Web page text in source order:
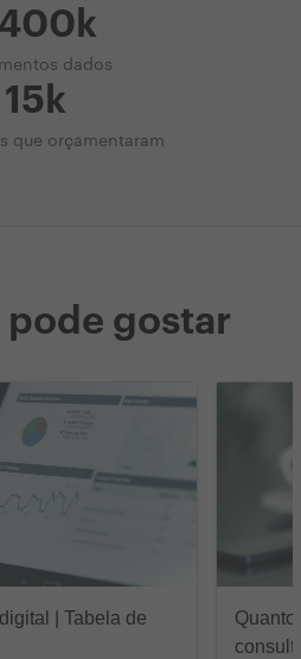
dados
15k
que orçamentaram
pode gostar
| Tabela de